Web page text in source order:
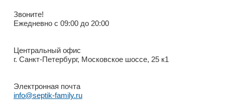
Звоните!
Ежедневно с 09:00 до 20:00
Центральный офис
г. Санкт-Петербург, Московское шоссе, 25 к1
Электронная почта
info@septik-family.ru